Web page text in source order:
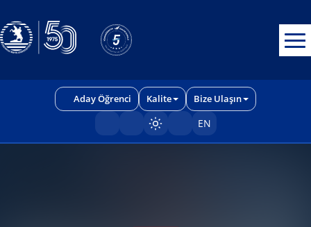
Aday Öğrenci Kalite Bize Ulaşın
Sayfayı karart/aç
EN